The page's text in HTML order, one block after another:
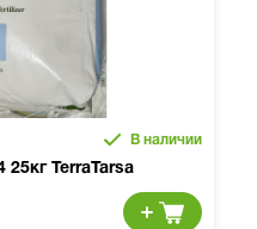
В наличии
TerraTarsa